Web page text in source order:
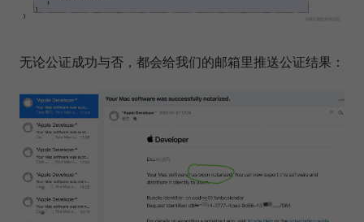
无论公证成功与否，都会给我们的邮箱里推送公证结果：